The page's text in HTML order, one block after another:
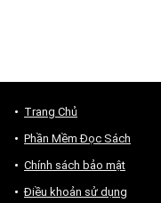
Trang Chủ
Phần Mềm Đọc Sách
Chính sách bảo mật
Điều khoản sử dụng